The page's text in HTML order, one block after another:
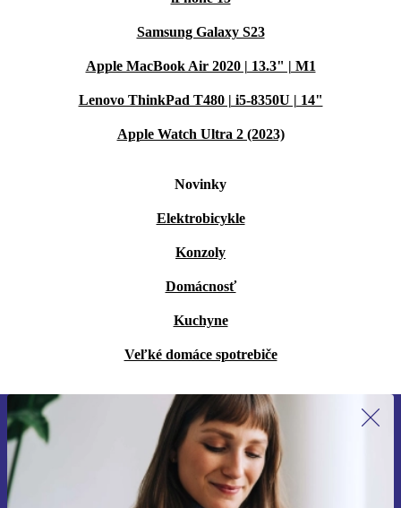
Samsung Galaxy S23
Apple MacBook Air 2020 | 13.3" | M1
Lenovo ThinkPad T480 | i5-8350U | 14"
Apple Watch Ultra 2 (2023)
Novinky
Elektrobicykle
Konzoly
Domácnosť
Kuchyne
Veľké domáce spotrebiče
Prihláste sa prvýkrát na newsletter!
Už nikdy nezmeškajte ponuku.